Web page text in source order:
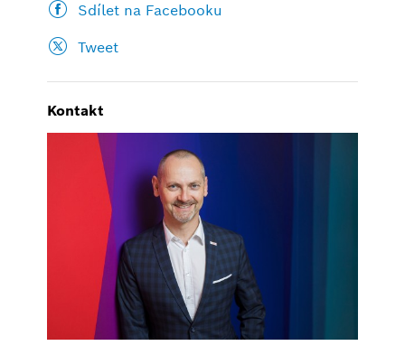
Sdílet na Facebooku
Tweet
Kontakt